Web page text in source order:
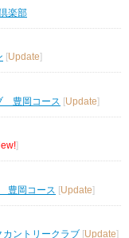
楽部
Update
豊岡コース [Update]
豊岡コース [Update]
カントリークラブ
Update